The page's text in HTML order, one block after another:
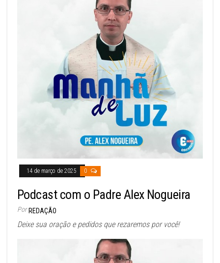
14 de março de 2025 0
Podcast com o Padre Alex Nogueira
Por REDAÇÃO
Deixe sua oração e pedidos que rezaremos por você!